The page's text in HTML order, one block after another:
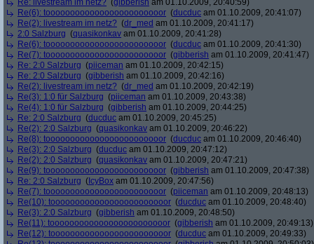
Re: livestream im netz? (gibberish am 01.10.2009, 20:40:59)
Re(6): toooooooooooooooooooooooor (ducduc am 01.10.2009, 20:41:07)
Re(2): livestream im netz? (dr_med am 01.10.2009, 20:41:17)
2:0 Salzburg (quasikonkav am 01.10.2009, 20:41:28)
Re(6): toooooooooooooooooooooooor (ducduc am 01.10.2009, 20:41:30)
Re(7): toooooooooooooooooooooooor (gibberish am 01.10.2009, 20:41:47)
Re: 2:0 Salzburg (piiceman am 01.10.2009, 20:42:15)
Re: 2:0 Salzburg (gibberish am 01.10.2009, 20:42:16)
Re(2): livestream im netz? (dr_med am 01.10.2009, 20:42:19)
Re(3): 1:0 für Salzburg (piiceman am 01.10.2009, 20:43:38)
Re(4): 1:0 für Salzburg (gibberish am 01.10.2009, 20:44:25)
Re: 2:0 Salzburg (ducduc am 01.10.2009, 20:45:25)
Re(2): 2:0 Salzburg (quasikonkav am 01.10.2009, 20:46:22)
Re(8): toooooooooooooooooooooooor (ducduc am 01.10.2009, 20:46:40)
Re(3): 2:0 Salzburg (ducduc am 01.10.2009, 20:47:12)
Re(2): 2:0 Salzburg (quasikonkav am 01.10.2009, 20:47:21)
Re(9): toooooooooooooooooooooooor (gibberish am 01.10.2009, 20:47:38)
Re: 2:0 Salzburg ( IcyBox am 01.10.2009, 20:47:56)
Re(7): toooooooooooooooooooooooor (piiceman am 01.10.2009, 20:48:13)
Re(10): toooooooooooooooooooooooor (ducduc am 01.10.2009, 20:48:40)
Re(3): 2:0 Salzburg (gibberish am 01.10.2009, 20:48:50)
Re(11): toooooooooooooooooooooooor (gibberish am 01.10.2009, 20:49:13)
Re(12): toooooooooooooooooooooooor (ducduc am 01.10.2009, 20:49:33)